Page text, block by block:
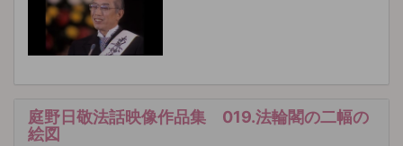
庭野日敬法話映像作品集 019.法輪閣の二幅の
絵図